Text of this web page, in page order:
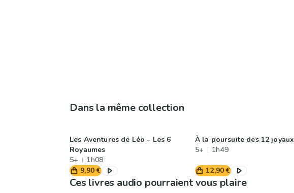
Dans la même collection
Les Aventures de Léo – Les 6
Royaumes
5+
1h08
9,90 €
À la poursuite des 12 joyaux
5+
1h49
12,90 €
Ces livres audio pourraient vous plaire